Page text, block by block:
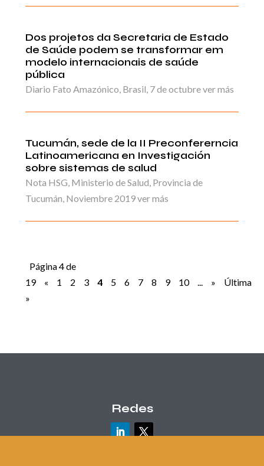
Dos projetos da Secretaria de Estado
de Saúde podem se transformar em
modelo internacionais de saúde
pública
Diario Fato Amazónico, Brasil, 7 de octubre ver más
Tucumán, sede de la II Preconfererncia
Latinoamericana en Investigación
sobre sistemas de salud
Nota HSG, Ministerio de Salud, Provincia de
Tucumán, Noviembre 2019 ver más
Página 4 de
19
« 1 2 3 4 5 6 7 8 9 10 ... »
Última
»
Redes